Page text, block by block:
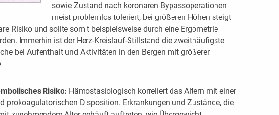
sowie Zustand nach koronaren Bypassoperationen
meist problemlos toleriert, bei größeren Höhen steigt
Risiko und sollte somit beispielsweise durch eine Ergometrie
Immerhin ist der Herz-Kreislauf-Stillstand die zweithäufigste
bei Aufenthalt und Aktivitäten in den Bergen mit größerer
Risiko: Hämostasiologisch korreliert das Altern mit einer
prokoagulatorischen Disposition. Erkrankungen und Zustände, die